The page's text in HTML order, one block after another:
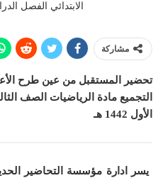
الابتدائي الفصل
مشاركة
التجميع مادة الرياضيات الصف
الأول 1442 هـ
يسر ادارة مؤسسة التحاضير